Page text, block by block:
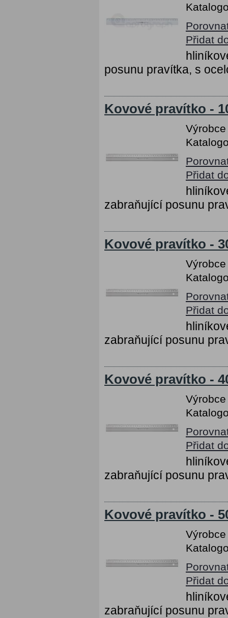
Přidat
posunu pravítka, s
Kovové pravítko -
Přidat
zabraňující posunu
Kovové pravítko -
Přidat
zabraňující posunu
Kovové pravítko -
Přidat
zabraňující posunu
Kovové pravítko -
Přidat
zabraňující posunu